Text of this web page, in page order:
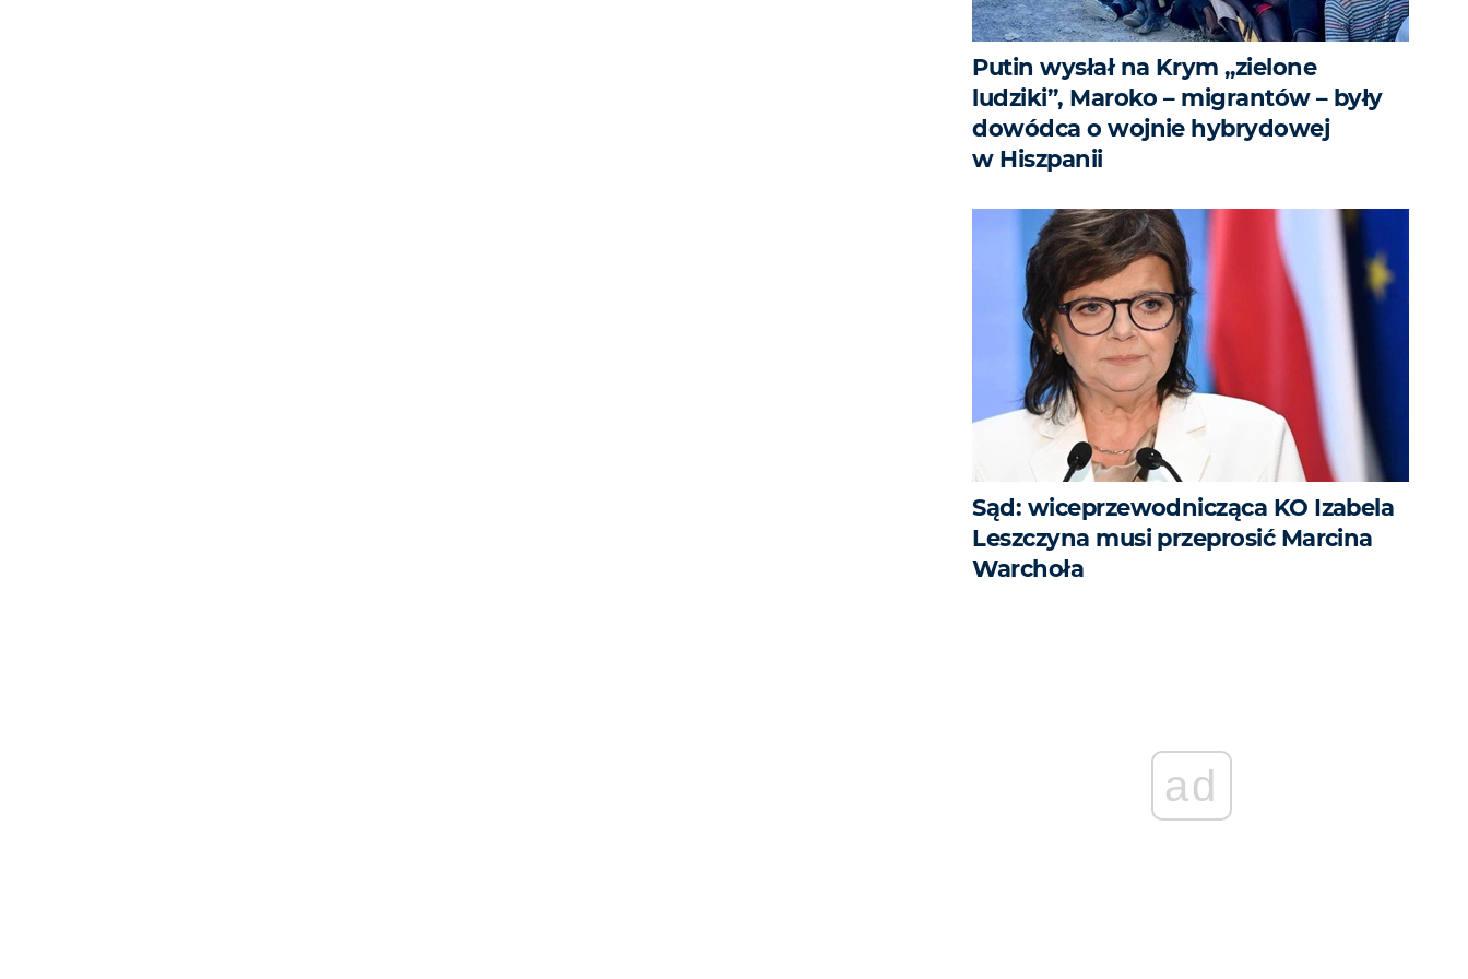
Putin wysłał na Krym „zielone
ludziki”, Maroko – migrantów – były
dowódca o wojnie hybrydowej
w Hiszpanii
Sąd: wiceprzewodnicząca KO Izabela
Leszczyna musi przeprosić Marcina
Warchoła
ad